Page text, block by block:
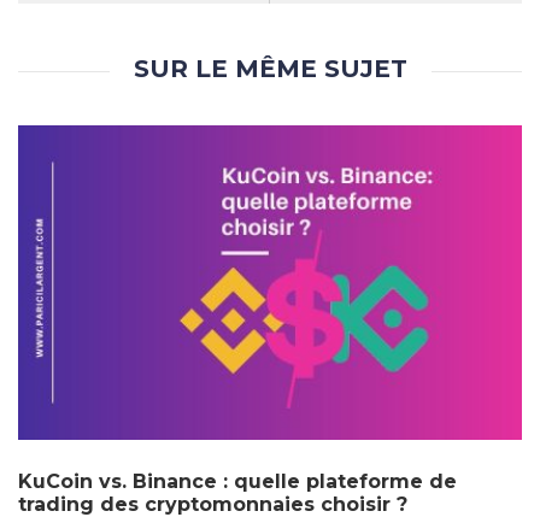
SUR LE MÊME SUJET
KuCoin vs. Binance : quelle plateforme de
trading des cryptomonnaies choisir ?